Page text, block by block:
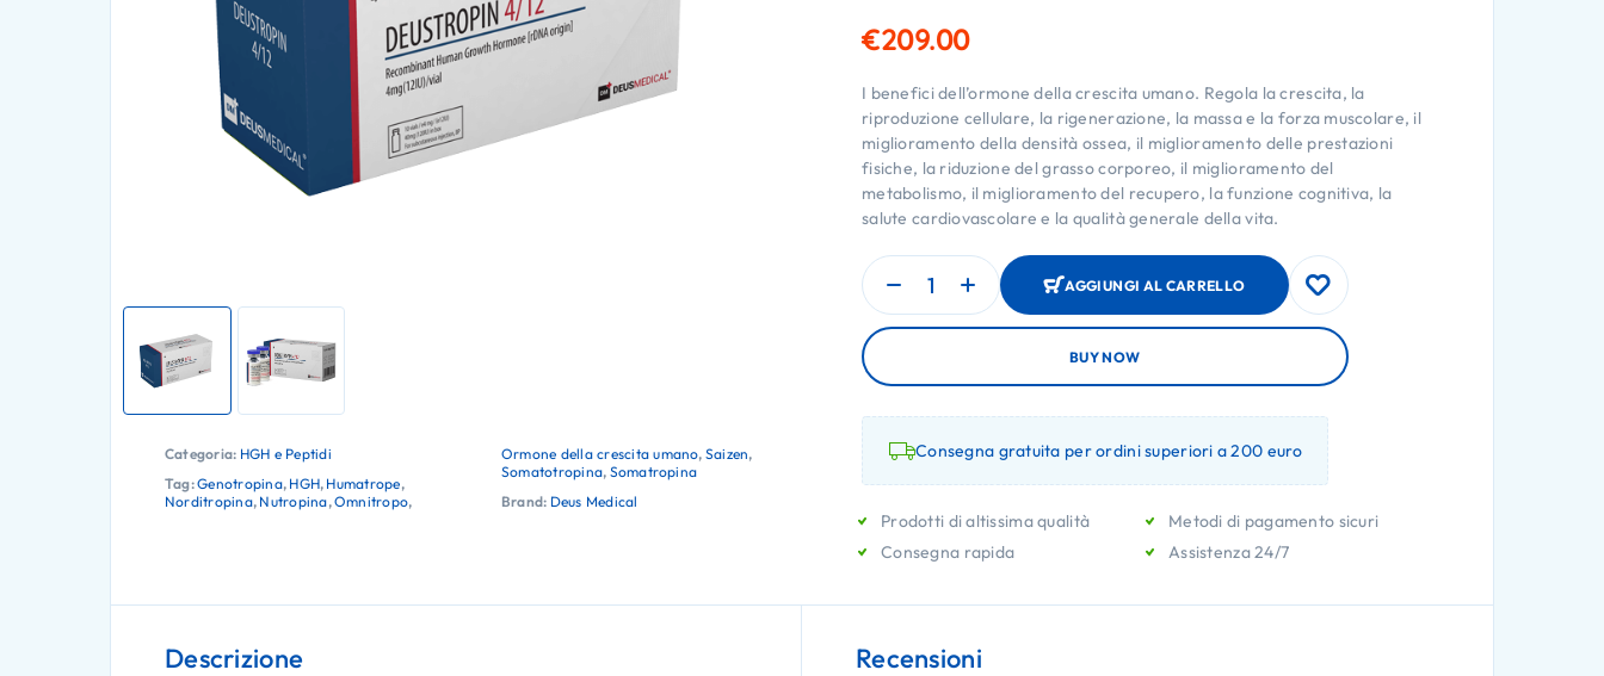
Categoria: HGH e Peptidi
Tag:Genotropina, HGH, Humatrope,
Norditropina, Nutropina,Omnitropo,
Ormone della crescita umano, Saizen,
Somatotropina, Somatropina
Brand: Deus Medical
€209.00
I benefici dell’ormone della crescita umano. Regola la crescita, la
riproduzione cellulare, la rigenerazione, la massa e la forza muscolare, il
miglioramento della densità ossea, il miglioramento delle prestazioni
fisiche, la riduzione del grasso corporeo, il miglioramento del
metabolismo, il miglioramento del recupero, la funzione cognitiva, la
salute cardiovascolare e la qualità generale della vita.
AGGIUNGI AL CARRELLO
BUY NOW
Consegna gratuita per ordini superiori a 200 euro
Prodotti di altissima qualità
Consegna rapida
Metodi di pagamento sicuri
Assistenza 24/7
Descrizione Recensioni